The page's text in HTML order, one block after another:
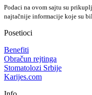
Podaci na ovom sajtu su
najtačnije informacije koje su
Posetioci
Benefiti
Obračun rejtinga
Stomatolozi Srbije
Karijes.com